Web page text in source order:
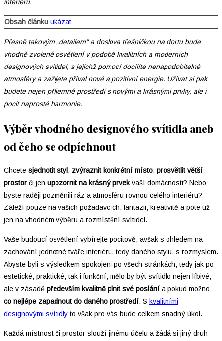
interiéru.
Obsah článku ukázat
Přesně takovým „detailem“ a doslova třešničkou na dortu bude
vhodně zvolené osvětlení v podobě kvalitních a moderních
designových svítidel, s jejichž pomocí docílíte nenapodobitelné
atmosféry a zažijete příval nové a pozitivní energie. Užívat si pak
budete nejen příjemné prostředí s novými a krásnými prvky, ale i
pocit naprosté harmonie.
Výběr vhodného designového svítidla aneb
od čeho se odpíchnout
Chcete sjednotit styl , zvýraznit konkrétní místo, prosvětlit větší
prostor či jen upozornit na krásný prvekvaší domácnosti? Nebo
byste raději pozměnili ráz a atmosféru rovnou celého interiéru?
Záleží pouze na vašich požadavcích, fantazii, kreativitě a poté už
jen na vhodném výběru a rozmístění svítidel.
Vaše budoucí osvětlení vybírejte pocitově, avšak s ohledem na
zachování jednotné tváře interiéru, tedy daného stylu, s rozmyslem.
Abyste byli s výsledkem spokojeni po všech stránkách, tedy jak po
estetické, praktické, tak i funkční, mělo by být svítidlo nejen líbivé,
ale v zásadě především kvalitně plnit své poslání a pokud možno
co nejlépe zapadnout do daného prostředí. S kvalitními
designovými svítidly to však pro vás bude celkem snadný úkol.
Každá místnost či prostor slouží jinému účelu a žádá si jiný druh